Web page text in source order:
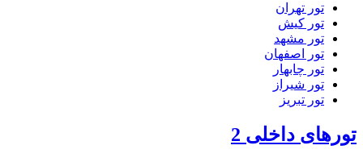
تور تهران
تور کیش
تور مشهد
تور اصفهان
تور چابهار
تور شیراز
تور تبریز
تورهای داخلی 2